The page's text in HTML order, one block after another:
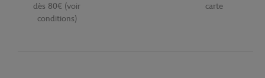
dès 80€ (voir
conditions)
carte